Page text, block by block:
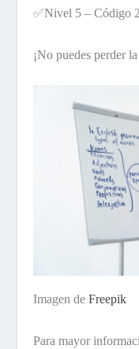
✅Nivel 5 – Código
¡No puedes perder
Imagen deFreepik
Para mayor